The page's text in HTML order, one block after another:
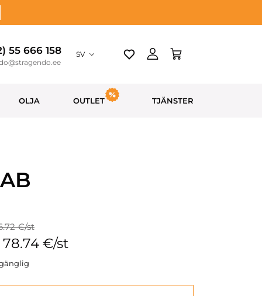
55 666 158 SV
OLJA OUTLET TJÄNSTER
€/st
78.74 €/st